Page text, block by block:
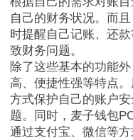
自己的财务状况。而
时提醒自己记账、还
致财务问题。
除了这些基本的功能
高、便捷性强等特点
方式保护自己的账户
题。同时，麦子钱包
通过支付宝、微信等